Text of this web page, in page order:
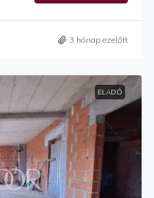
3 hónap ezelőtt
ELADÓ